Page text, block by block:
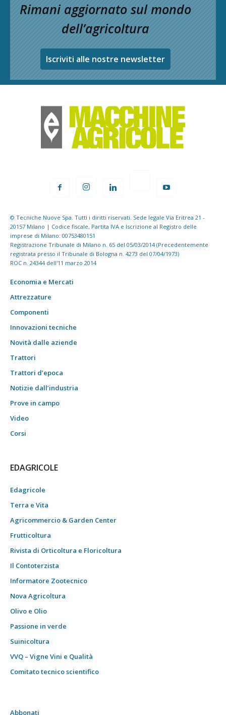
Rimani aggiornato sul mondo
dell’agricoltura
Iscriviti alle nostre newsletter
© Tecniche Nuove Spa. Tutti i diritti riservati. Sede legale Via Eritrea 21 -
20157 Milano | Codice fiscale, Partita IVA e Iscrizione al Registro delle
imprese di Milano: 00753480151
Registrazione Tribunale di Milano n. 65 del 05/03/2014 (Precedentemente
registrata presso il Tribunale di Bologna n. 4273 del 07/04/1973)
ROC n. 24344 dell'11 marzo 2014
Economia e Mercati
Attrezzature
Componenti
Innovazioni tecniche
Novità dalle aziende
Trattori
Trattori d’epoca
Notizie dall’industria
Prove in campo
Video
Corsi
EDAGRICOLE
Edagricole
Terra e Vita
Agricommercio & Garden Center
Frutticoltura
Rivista di Orticoltura e Floricoltura
Il Contoterzista
Informatore Zootecnico
Nova Agricoltura
Olivo e Olio
Passione in verde
Suinicoltura
VVQ – Vigne Vini e Qualità
Comitato tecnico scientifico
Abbonati